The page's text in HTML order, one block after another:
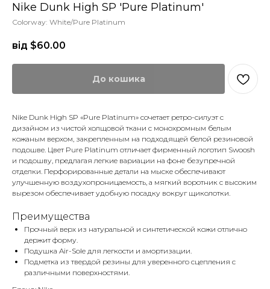
Nike Dunk High SP 'Pure Platinum'
Colorway: White/Pure Platinum
від $60.00
До кошика
Nike Dunk High SP «Pure Platinum» сочетает ретро-силуэт с
дизайном из чистой холщовой ткани с монохромным белым
кожаным верхом, закрепленным на подходящей белой резиновой
подошве. Цвет Pure Platinum отличает фирменный логотип Swoosh
и подошву, предлагая легкие вариации на фоне безупречной
отделки. Перфорированные детали на мыске обеспечивают
улучшенную воздухопроницаемость, а мягкий воротник с высоким
вырезом обеспечивает удобную посадку вокруг щиколотки.
Преимущества
Прочный верх из натуральной и синтетической кожи отлично
держит форму.
Подушка Air-Sole для легкости и амортизации.
Подметка из твердой резины для уверенного сцепления с
различными поверхностями.